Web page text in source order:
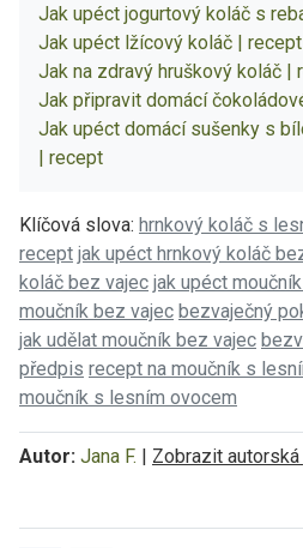
Jak upéct jogurtový koláč s
Jak upéct lžícový koláč | recept
Jak na zdravý hruškový koláč |
Jak připravit domácí
Jak upéct domácí sušenky s
| recept
Klíčová slova: hrnkový koláč s
recept jak upéct hrnkový koláč
koláč bez vajec jak upéct
moučník bez vajec bezvaječný
jak udělat moučník bez vajec
předpis recept na moučník s
moučník s lesním ovocem
Autor: Jana F. | Zobrazit autorská